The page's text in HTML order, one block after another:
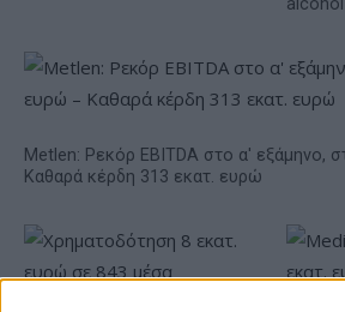
alcohol
Metlen: Ρεκόρ EBITDA στο α' εξάμηνο,
Καθαρά κέρδη 313 εκατ. ευρώ